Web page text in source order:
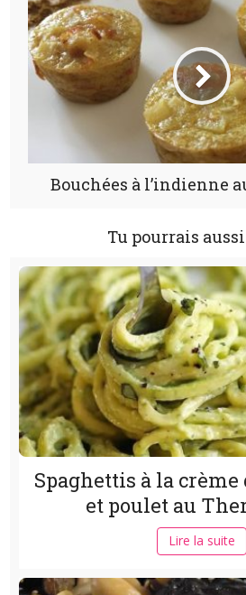
Bouchées à l’indienne
Tu pourrais
Spaghettis à la crème
et poulet au
Lire la suite